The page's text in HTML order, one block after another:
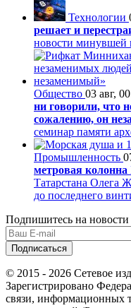
Технологии
решает и
новости минувшей
Общество 03 авг,
ни говорили, что
сожалению, он
семинар памяти
Промышленность
метровая колонна
Татарстана Олега
до последнего
Подпишитесь на новости
© 2015 - 2026 Сетевое
Зарегистрировано
связи, информационных